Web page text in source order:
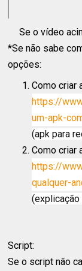
Se o vídeo
*Se não sabe
opções:
Como criar
https://
um-apk-
(apk para
Como criar
https://
qualquer-
(explicação
Script:
Se o script não